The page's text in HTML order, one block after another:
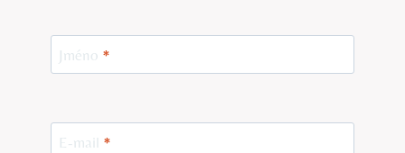
Jméno *
E-mail *